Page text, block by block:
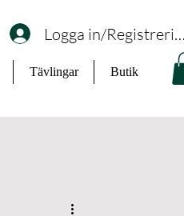
Logga in/Registrering
Tävlingar Butik